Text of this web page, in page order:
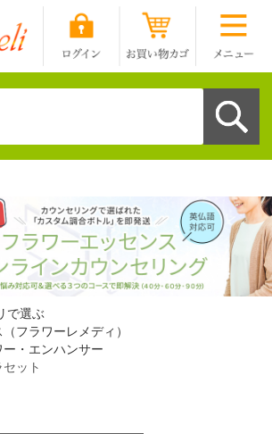
で選ぶ
フラワーレメディ）
・エンハンサー
ット